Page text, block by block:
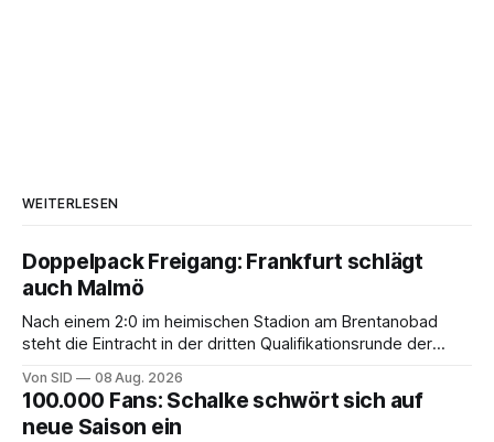
WEITERLESEN
Doppelpack Freigang: Frankfurt schlägt
auch Malmö
Nach einem 2:0 im heimischen Stadion am Brentanobad
steht die Eintracht in der dritten Qualifikationsrunde der
Von SID 08 Aug. 2026
100.000 Fans: Schalke schwört sich auf
neue Saison ein